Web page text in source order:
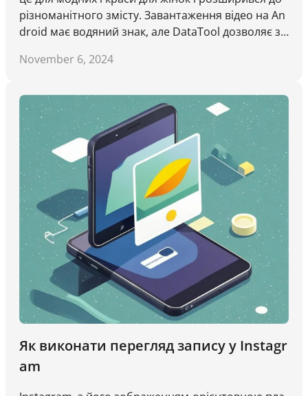
різноманітного змісту. Завантаження відео на An
droid має водяний знак, але DataTool дозволяє за
November 6, 2024
Як виконати перегляд запису у Instagr
am